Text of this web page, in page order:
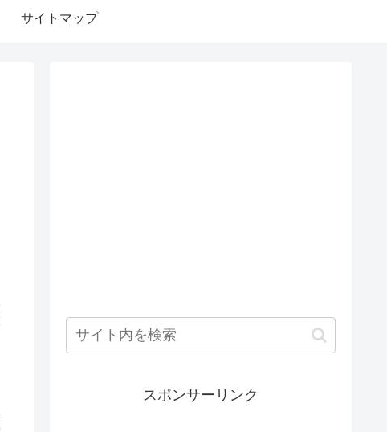
サイトマップ
スポンサーリンク